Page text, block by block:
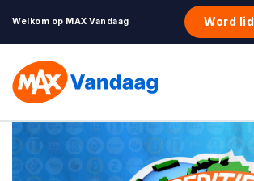
Welkom op MAX Vandaag Word lid